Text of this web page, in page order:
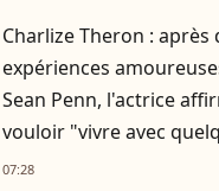
Charlize Theron : après
expériences
Sean Penn, l'actrice
vouloir "vivre avec
07:28